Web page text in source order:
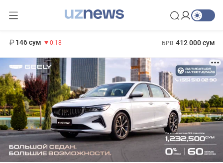
146 сум -0.18 БРВ 412 000 сум